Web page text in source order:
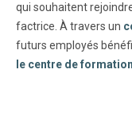
qui souhaitent
factrice. À travers un
futurs employés
le centre de